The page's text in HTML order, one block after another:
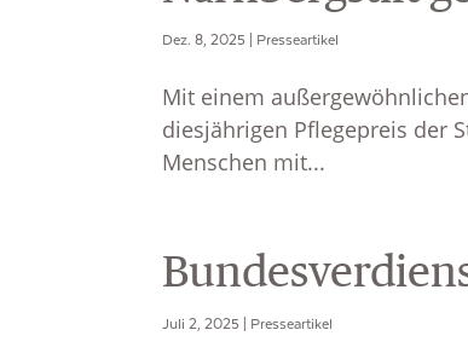
Dez. 8, 2025 | Presseartikel
Mit einem
diesjährigen Pflegepreis der
Menschen mit...
Juli 2, 2025 | Presseartikel